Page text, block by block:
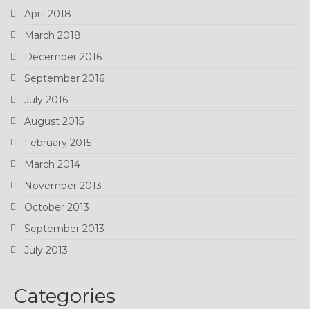
April 2018
March 2018
December 2016
September 2016
July 2016
August 2015
February 2015
March 2014
November 2013
October 2013
September 2013
July 2013
Categories